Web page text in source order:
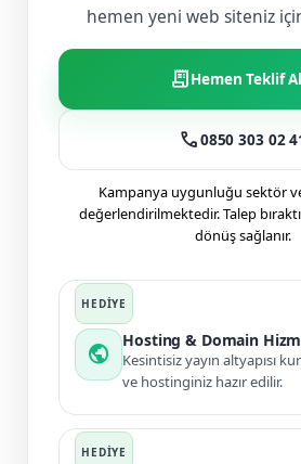
hemen yeni web siteniz
receipt_longHemen Teklif
call0850 303 02
Kampanya uygunluğu sektör
değerlendirilmektedir. Talep
dönüş sağlanır.
public
Hosting & Domain
Kesintisiz yayın altyapısı
ve hostinginiz hazır edilir.